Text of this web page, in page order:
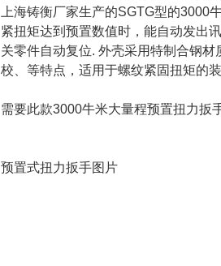
上海铸衡厂家生产的SGTG型的3000
紧扭矩达到预置数值时，能自动发出
关零件自动复位. 外壳采用特制合钢材
校、等特点，适用于螺纹紧固扭矩的
需要此款3000牛米大量程预置扭力扳
预置式扭力扳手图片